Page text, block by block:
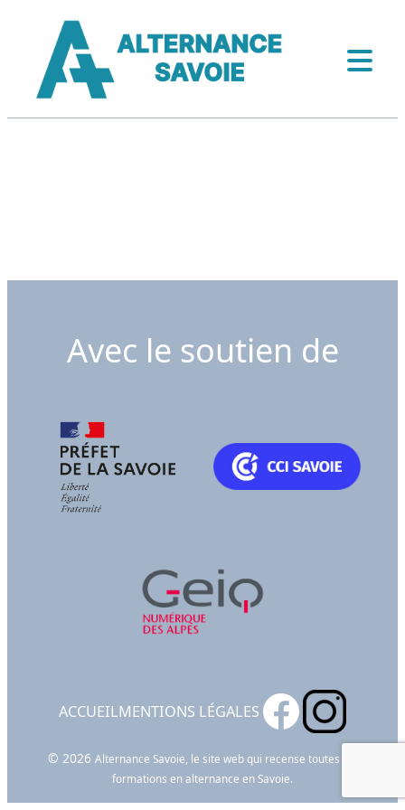
Avec le soutien de
ACCUEILMENTIONS LÉGALES
© 2026 Alternance Savoie, le site web qui recense toutes les
formations en alternance en Savoie.